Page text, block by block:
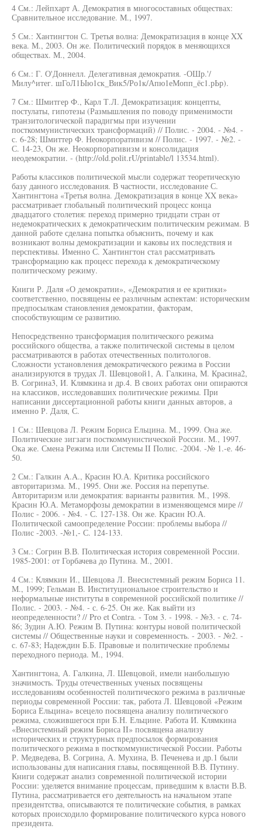
4 См.: Лейпхарт А. Демократия в многосоставных обществах:
Сравнительное исследование. М., 1997.
5 См.: Хантингтон С. Третья волна: Демократизация в конце XX
века. М., 2003. Он же. Политический порядок в меняющихся
обществах. М., 2004.
6 См.: Г. О'Доннелл. Делегативная демократия. -ОШр.'/
Милу^итег. шГоЛ1Ыю1ск_Вик5/Ро1к/Апю1еМопп_ёс1.рЬр).
7 См.: Шмитгер Ф., Карл Т.Л. Демократизация: концепты,
постулаты, гипотезы (Размышления по поводу применимости
транзитологической парадигмы при изучении
посткоммунистических трансформаций) // Полис. - 2004. - №4. -
с. 6-28; Шмиттер Ф. Неокорпоративизм // Полис. - 1997. - №2. -
С. 14-23, Он же. Неокорпоративизм и консолидация
неодемократии. - (http://old.polit.rU/printable/l 13534.html).
Работы классиков политической мысли содержат теоретическую
базу данного исследования. В частности, исследование С.
Хантингтона «Третья волна. Демократизация в конце XX века»
рассматривает глобальный политический процесс конца
двадцатого столетия: переход примерно тридцати стран от
недемократических к демократическим политическим режимам. В
данной работе сделана попытка объяснить, почему и как
возникают волны демократизации и каковы их последствия и
перспективы. Именно С. Хантингтон стал рассматривать
трансформацию как процесс перехода к демократическому
политическому режиму.
Книги Р. Даля «О демократии», «Демократия и ее критики»
соответственно, посвящены ее различным аспектам: историческим
предпосылкам становления демократии, факторам,
способствующим се развитию.
Непосредственно трансформация политического режима
российского общества, а также политической системы в целом
рассматриваются в работах отечественных политологов.
Сложности установления демократического режима в России
анализируются в трудах Л. Шевцовой1, А. Галкина, М. Красина2,
В. Согрина3, И. Клямкина и др.4. В своих работах они опираются
на классиков, исследовавших политические режимы. При
написании диссертационной работы книги данных авторов, а
именно Р. Даля, С.
1 См.: Шевцова Л. Режим Бориса Ельцина. М., 1999. Она же.
Политические зигзаги посткоммунистической России. М., 1997.
Ока же. Смена Режима или Системы II Полис. -2004. -№ 1.-е. 46-
50.
2 См.: Галкин A.A., Красин Ю.А. Критика российского
авторитаризма. М., 1995. Они же. Россия на перепутье.
Авторитаризм или демократия: варианты развития. М., 1998.
Красин Ю.А. Метаморфозы демократии в изменяющемся мире //
Полис - 2006. - №4. - С. 127-138. Он же. Красин Ю.А.
Политической самоопределение России: проблемы выбора //
Полис -2003. -№1,- С. 124-133.
3 См.: Согрин В.В. Политическая история современной России.
1985-2001: от Горбачева до Путина. М., 2001.
4 См.: Клямкин И., Шевцова Л. Внесистемный режим Бориса 11.
М., 1999; Гельман В. Институциональное строительство и
неформальные институты в современной российской политике //
Полис. - 2003. - №4. - с. 6-25. Он же. Как выйти из
неопределенности? // Pro et Contra. - Том 3. - 1998. - №3. - с. 74-
86; Зудин А.Ю. Режим В. Путина: контуры новой политической
системы // Общественные науки и современность. - 2003. - №2. -
с. 67-83; Надеждин Б.Б. Правовые и политические проблемы
переходного периода. М., 1994.
Хантингтона, А. Галкина, Л. Шевцовой, имели наибольшую
значимость. Труды отечественных ученых посвящены
исследованиям особенностей политического режима в различные
периоды современной России: так, работа Л. Шевцовой «Режим
Бориса Ельцина» всецело посвящена анализу политического
режима, сложившегося при Б.Н. Ельцине. Работа И. Клямкина
«Внесистемный режим Бориса II» посвящена анализу
исторических и структурных предпосылок формирования
политического режима в посткоммунистической России. Работы
Р. Медведева, В. Согрина, А. Мухина, В. Печенева и др.1 были
использованы для написания главы, посвященной В.В. Путину.
Книги содержат анализ современной политической истории
России: уделяется внимание процессам, приведшим к власти В.В.
Путина, рассматривается его деятельность на начальном этапе
президентства, описываются те политические события, в рамках
которых происходило формирование политического курса нового
президента.